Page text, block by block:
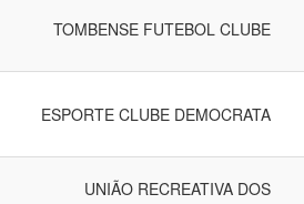
TOMBENSE FUTEBOL CLUBE
ESPORTE CLUBE DEMOCRATA
UNIÃO RECREATIVA DOS